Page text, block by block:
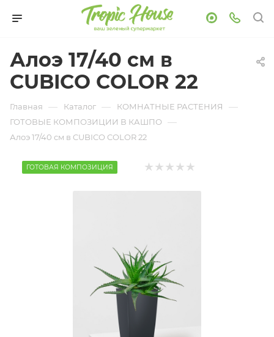
Алоэ 17/40 см в
CUBICO COLOR 22
Главная — Каталог — КОМНАТНЫЕ РАСТЕНИЯ —
ГОТОВЫЕ КОМПОЗИЦИИ В КАШПО —
Алоэ 17/40 см в CUBICO COLOR 22
ГОТОВАЯ КОМПОЗИЦИЯ